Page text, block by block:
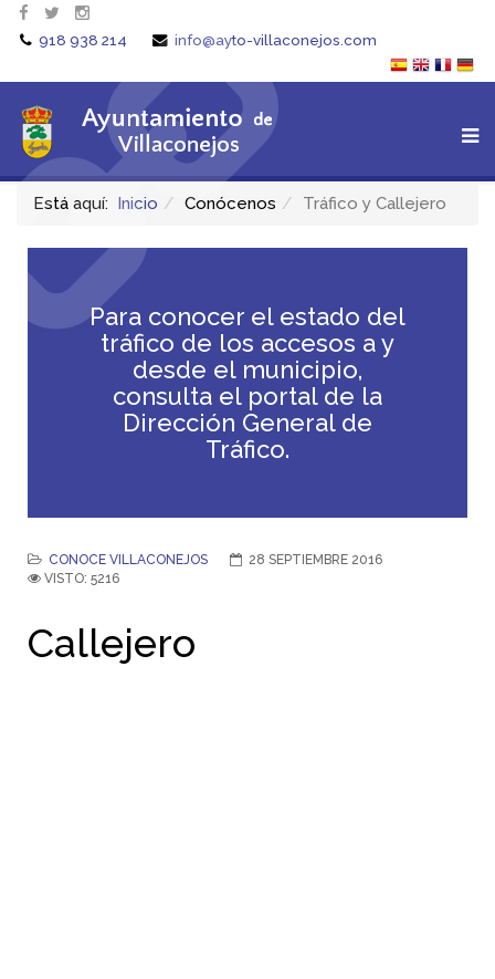
918 938 214 info@ayto-villaconejos.com
Está aquí: Inicio Conócenos Tráfico y Callejero
Para conocer el estado del
tráfico de los accesos a y
desde el municipio,
consulta el portal de la
Dirección General de
Tráfico.
CONOCE VILLACONEJOS
28 SEPTIEMBRE 2016
VISTO: 5216
Callejero